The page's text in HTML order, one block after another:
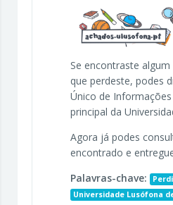
Se encontraste
que perdeste, podes
Único de
principal da
Agora já podes
encontrado e
Palavras-chave:
Universidade Lusófona